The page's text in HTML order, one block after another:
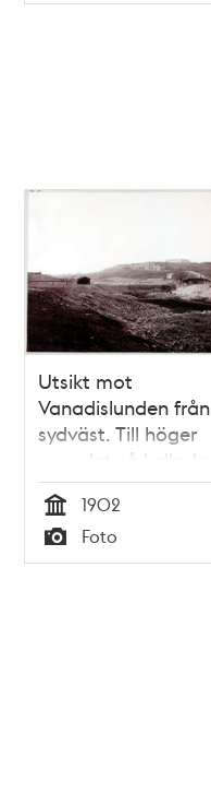
Utsikt mot
Vanadislunden från
sydväst. Till höger
syns det så kallade
Hazeliushuset vid
Surbrunnsgatan 45 i
hörnet mot Stora
Badstugatan. I
Tid
1902
Typ
Foto